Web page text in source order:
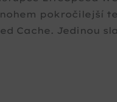
pokročilejší
Cache. Jedinou